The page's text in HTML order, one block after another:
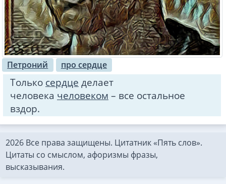
Петроний про сердце
Только сердце делает
человека человеком – все остальное
вздор.
2026 Все права защищены. Цитатник «Пять слов».
Цитаты со смыслом, афоризмы фразы,
высказывания.